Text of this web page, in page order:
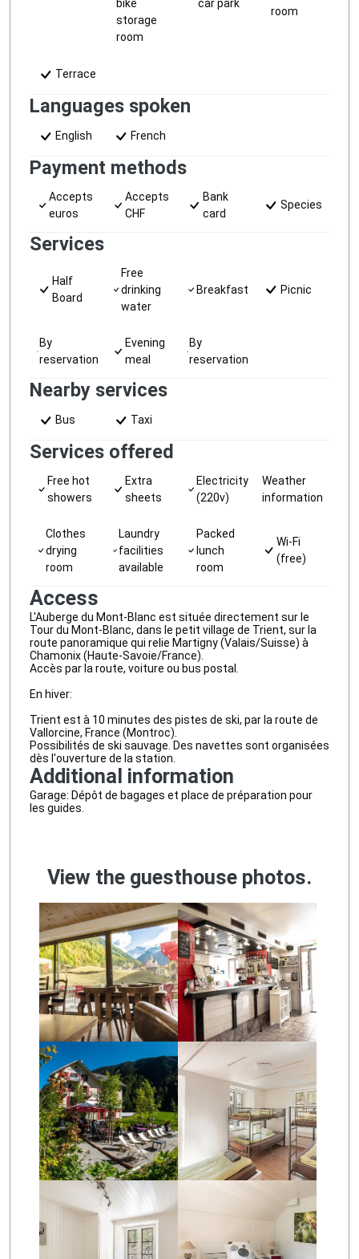
bike
storage
room
car park
room
Terrace
Languages spoken
English French
Payment methods
Accepts
euros
Accepts
CHF
Bank
card
Species
Services
Half
Board
Free
drinking
water
Breakfast Picnic
By
reservation
Evening
meal
By
reservation
Nearby services
Bus Taxi
Services offered
Free hot
showers
Extra
sheets
Electricity
(220v)
Weather
information
Clothes
drying
room
Laundry
facilities
available
Packed
lunch
room
Wi-Fi
(free)
Access
L'Auberge du Mont-Blanc est située directement sur le
Tour du Mont-Blanc, dans le petit village de Trient, sur la
route panoramique qui relie Martigny (Valais/Suisse) à
Chamonix (Haute-Savoie/France).
Accès par la route, voiture ou bus postal.
En hiver:
Trient est à 10 minutes des pistes de ski, par la route de
Vallorcine, France (Montroc).
Possibilités de ski sauvage. Des navettes sont organisées
dès l'ouverture de la station.
Additional information
Garage: Dépôt de bagages et place de préparation pour
les guides.
View the guesthouse photos.